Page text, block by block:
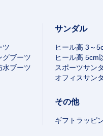
ツ
グブーツ
水ブーツ
サンダル
ヒール高 3～
ヒール高 5cm
スポーツサン
オフィスサン
その他
ギフトラッピ